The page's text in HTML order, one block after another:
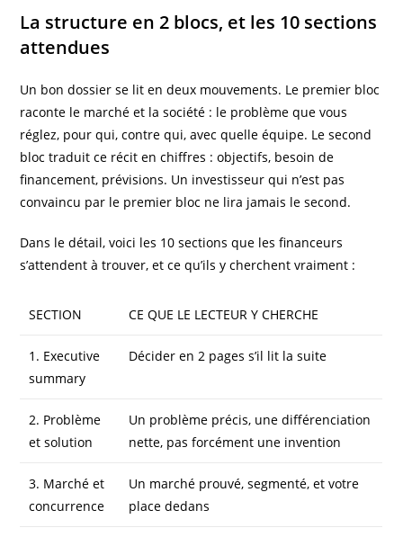
La structure en 2 blocs, et les 10 sections
attendues
Un bon dossier se lit en deux mouvements. Le premier bloc
raconte le marché et la société : le problème que vous
réglez, pour qui, contre qui, avec quelle équipe. Le second
bloc traduit ce récit en chiffres : objectifs, besoin de
financement, prévisions. Un investisseur qui n’est pas
convaincu par le premier bloc ne lira jamais le second.
Dans le détail, voici les 10 sections que les financeurs
s’attendent à trouver, et ce qu’ils y cherchent vraiment :
SECTION CE QUE LE LECTEUR Y CHERCHE
1. Executive
summary
Décider en 2 pages s’il lit la suite
2. Problème
et solution
Un problème précis, une différenciation
nette, pas forcément une invention
3. Marché et
concurrence
Un marché prouvé, segmenté, et votre
place dedans